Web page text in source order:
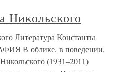
Никольского
Литература Константы
В облике, в поведении,
(1931–2011)